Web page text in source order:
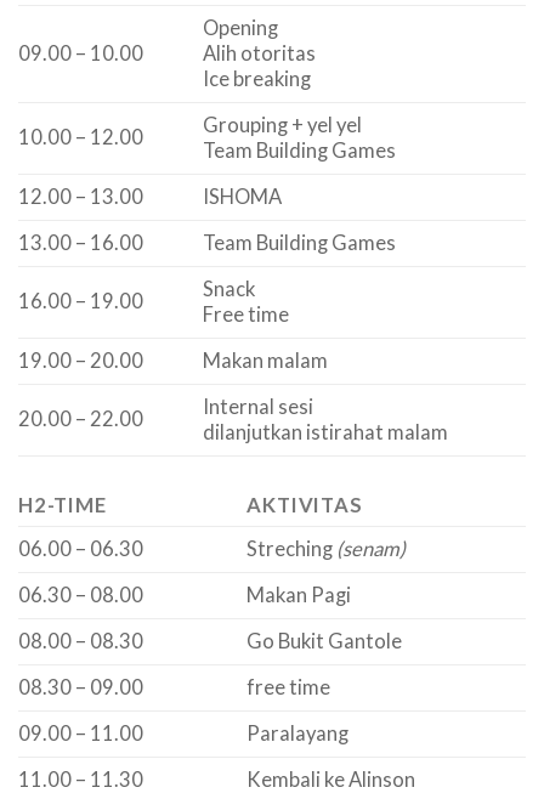
09.00 – 10.00
Opening
Alih otoritas
Ice breaking
10.00 – 12.00
Grouping + yel yel
Team Building Games
12.00 – 13.00
ISHOMA
13.00 – 16.00
Team Building Games
16.00 – 19.00
Snack
Free time
19.00 – 20.00
Makan malam
20.00 – 22.00
Internal sesi
dilanjutkan istirahat malam
H2-TIME
AKTIVITAS
06.00 – 06.30
Streching (senam)
06.30 – 08.00
Makan Pagi
08.00 – 08.30
Go Bukit Gantole
08.30 – 09.00
free time
09.00 – 11.00
Paralayang
11.00 – 11.30
Kembali ke Alinson